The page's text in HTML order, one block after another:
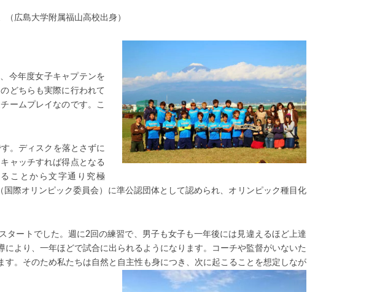
広島大学附属福山高校出身）
今年度女子キャプテンを
どちらも実際に行われて
ームプレイなのです。こ
。ディスクを落とさずに
ャッチすれば得点となる
ことから文字通り究極
際オリンピック委員会）に準公認団体として認められ、オリンピック種目化
ートでした。週に2回の練習で、男子も女子も一年後には見違えるほど上達
より、一年ほどで試合に出られるようになります。コーチや監督がいないた
。そのため私たちは自然と自主性も身につき、次に起こることを想定しなが